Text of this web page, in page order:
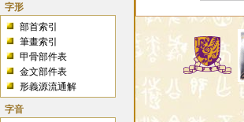
字形
部首索引
筆畫索引
甲骨部件表
金文部件表
形義源流通解
字音